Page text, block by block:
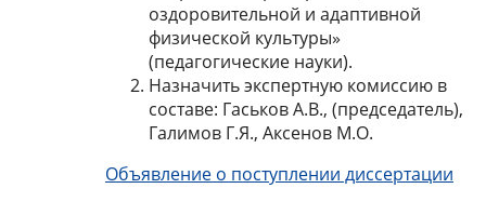
оздоровительной и адаптивной
физической культуры»
(педагогические науки).
Назначить экспертную комиссию в
составе: Гаськов А.В., (председатель),
Галимов Г.Я., Аксенов М.О.
Объявление о поступлении диссертации